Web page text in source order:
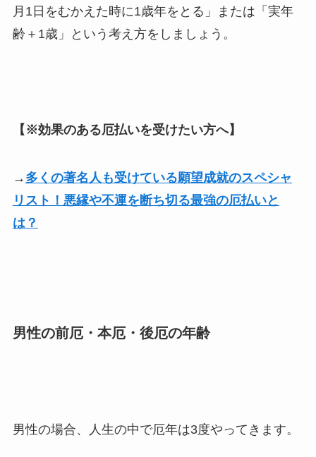
月 1日をむかえた時に1歳年をとる」または「実年
齢＋ 1歳」という考え方をしましょう。
【※効果のある厄払いを受けたい方へ】
→ 多くの著名人も受けている願望成就のスペシャ
リスト！悪縁や不運を断ち切る最強の厄払いと
は？
男性の前厄・本厄・後厄の年齢
男性の場合、人生の中で厄年は3度やってきます。